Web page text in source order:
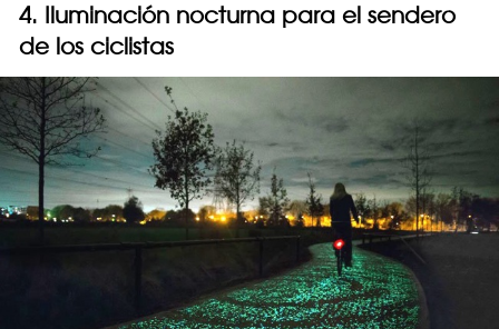
4. Iluminación nocturna para el sendero
de los ciclistas